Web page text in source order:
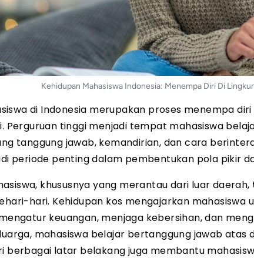
Kehidupan Mahasiswa Indonesia: Menempa Diri Di
di Indonesia merupakan proses menempa
Perguruan tinggi menjadi tempat mahasiswa
tanggung jawab, kemandirian, dan cara
periode penting dalam pembentukan pola pikir
khususnya yang merantau dari luar daerah,
hari. Kehidupan kos mengajarkan
keuangan, menjaga kebersihan, dan
mahasiswa belajar bertanggung jawab atas
berbagai latar belakang juga membantu